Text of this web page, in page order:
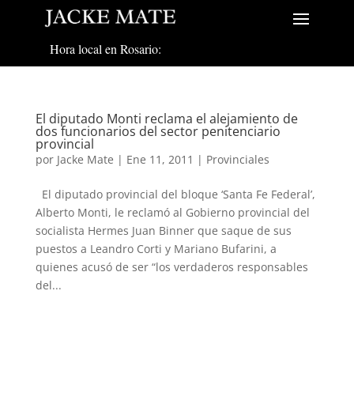
Hora local en Rosario:
El diputado Monti reclama el alejamiento de
dos funcionarios del sector penitenciario
provincial
por Jacke Mate | Ene 11, 2011 | Provinciales
El diputado provincial del bloque ‘Santa Fe Federal’,
Alberto Monti, le reclamó al Gobierno provincial del
socialista Hermes Juan Binner que saque de sus
puestos a Leandro Corti y Mariano Bufarini, a
quienes acusó de ser “los verdaderos responsables
del...